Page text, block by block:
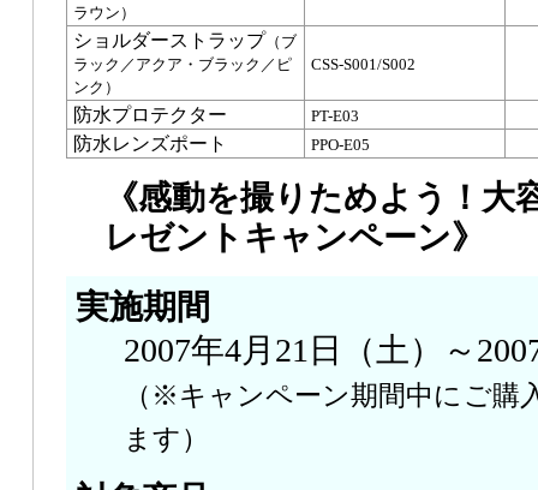
ラウン）
ショルダーストラップ （ブ
ラック／アクア・ブラック／ピ
ンク）
CSS-S001/S002
防水プロテクター PT-E03
防水レンズポート PPO-E05
《感動を撮りためよう！大
レゼントキャンペーン》
実施期間
2007年4月21日（土）～
（※キャンペーン期間中にご購
ます）